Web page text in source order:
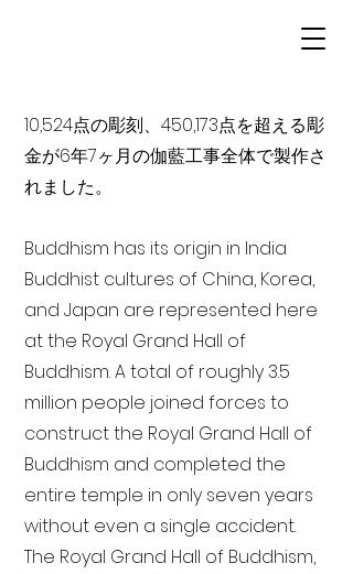
10,524点の彫刻、450,173点を超える彫
金が6年7ヶ月の伽藍工事全体で製作さ
れました。
Buddhism has its origin in India
Buddhist cultures of China, Korea,
and Japan are represented here
at the Royal Grand Hall of
Buddhism. A total of roughly 3.5
million people joined forces to
construct the Royal Grand Hall of
Buddhism and completed the
entire temple in only seven years
without even a single accident.
The Royal Grand Hall of Buddhism,